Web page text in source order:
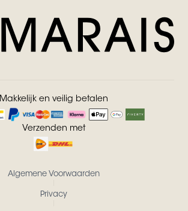
Makkelijk en veilig betalen
Verzenden met
Algemene Voorwaarden
Privacy